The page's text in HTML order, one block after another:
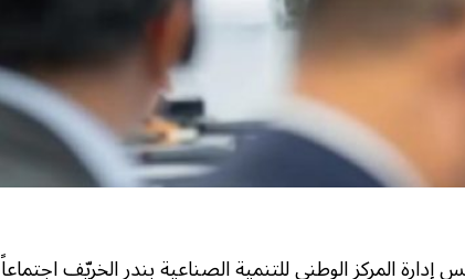
المركز الوطني للتنمية الصناعية بندر الخريّف اجتماعاً